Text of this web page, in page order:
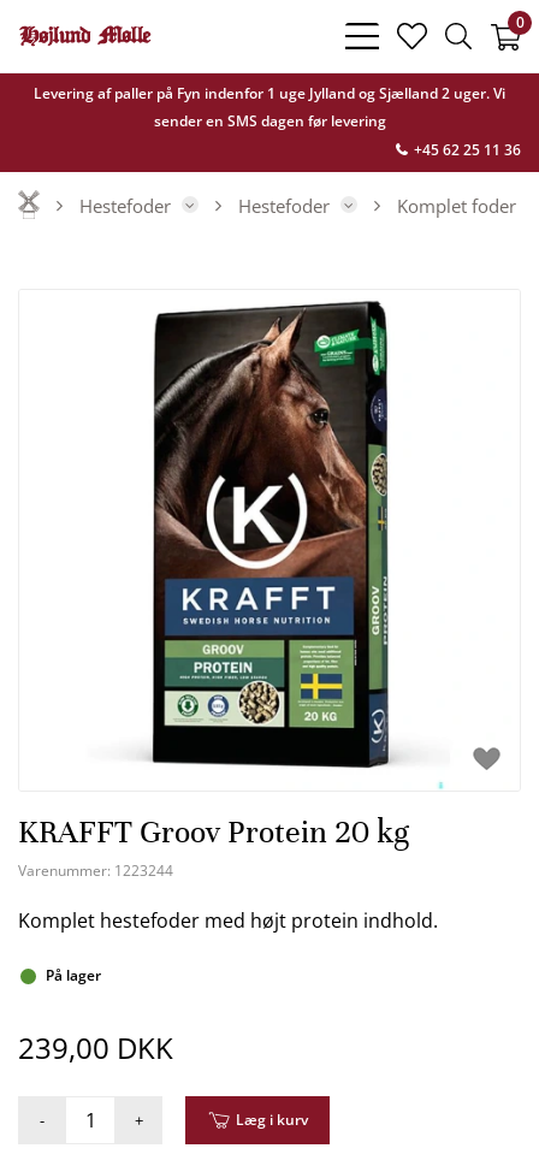
Levering af paller på Fyn indenfor 1 uge Jylland og Sjælland 2 uger. Vi
sender en SMS dagen før levering
+45 62 25 11 36
bars
light
heart
light
search
light
0
Hestefoder Hestefoder Komplet foder
KRAFFT Groov Protein 20 kg
Varenummer: 1223244
Komplet hestefoder med højt protein indhold.
På lager
239,00 DKK
- + Læg i kurv